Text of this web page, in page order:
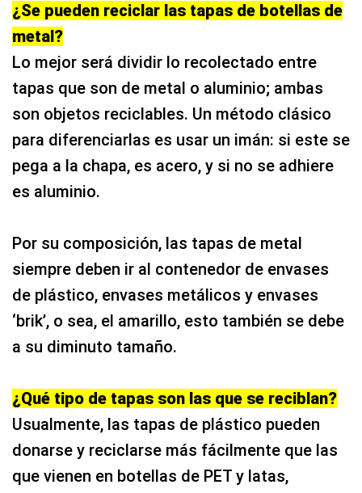
¿Se pueden reciclar las tapas de botellas de
metal?
Lo mejor será dividir lo recolectado entre
tapas que son de metal o aluminio; ambas
son objetos reciclables. Un método clásico
para diferenciarlas es usar un imán: si este se
pega a la chapa, es acero, y si no se adhiere
es aluminio.
Por su composición, las tapas de metal
siempre deben ir al contenedor de envases
de plástico, envases metálicos y envases
‘brik’, o sea, el amarillo, esto también se debe
a su diminuto tamaño.
¿Qué tipo de tapas son las que se reciblan?
Usualmente, las tapas de plástico pueden
donarse y reciclarse más fácilmente que las
que vienen en botellas de PET y latas,